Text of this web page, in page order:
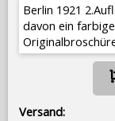
Berlin 1921
davon ein
Versand: